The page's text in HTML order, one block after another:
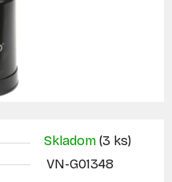
Skladom (3 ks)
VN-G01348